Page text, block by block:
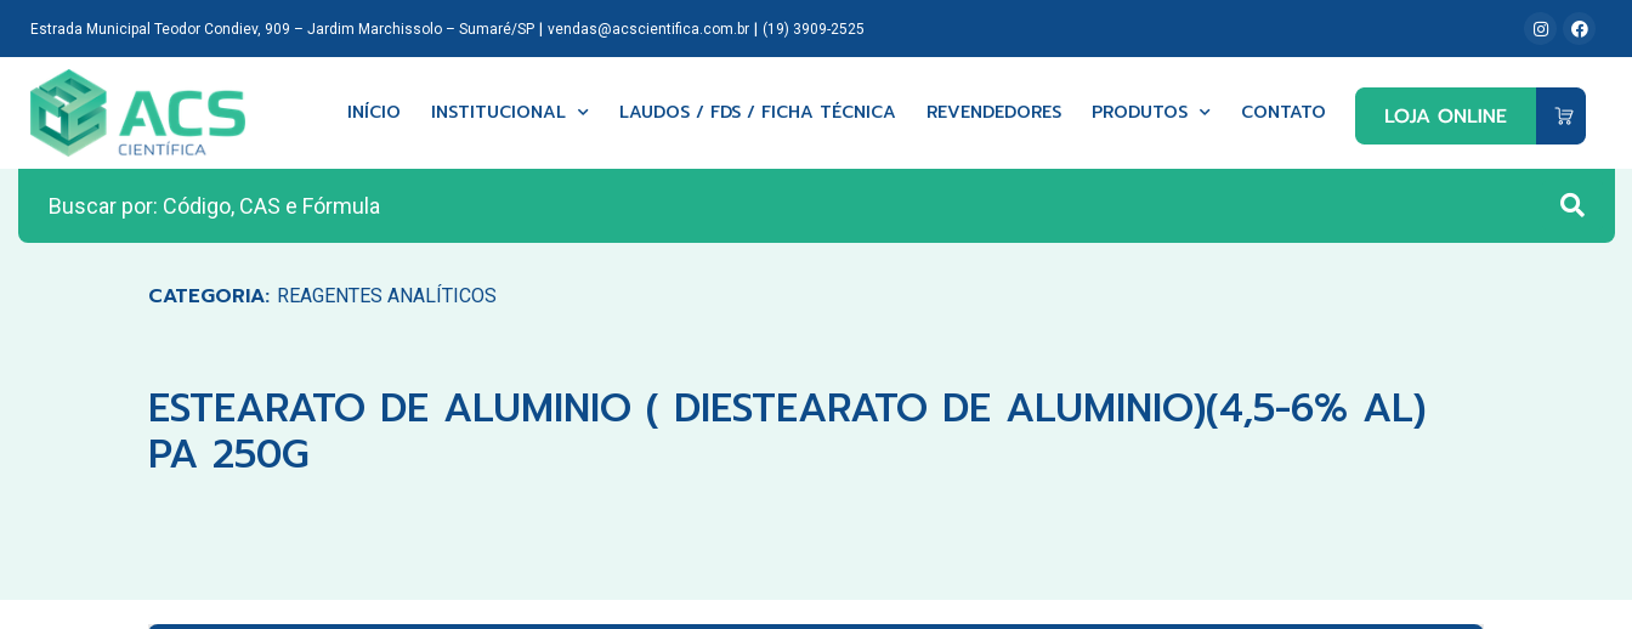
Estrada Municipal Teodor Condiev, 909 – Jardim Marchissolo – Sumaré/SP| vendas@acscientifica.com.br| (19) 3909-2525
INÍCIO INSTITUCIONAL LAUDOS / FDS / FICHA TÉCNICA REVENDEDORES PRODUTOS CONTATO
CATEGORIA: REAGENTES ANALÍTICOS
ESTEARATO DE ALUMINIO ( DIESTEARATO DE ALUMINIO)(4,5-6% AL)
PA 250G